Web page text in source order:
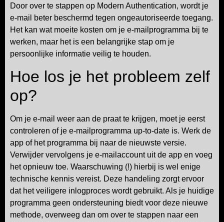
Door over te stappen op Modern Authentication, wordt je
e-mail beter beschermd tegen ongeautoriseerde toegang.
Het kan wat moeite kosten om je e-mailprogramma bij te
werken, maar het is een belangrijke stap om je
persoonlijke informatie veilig te houden.
Hoe los je het probleem zelf
op?
Om je e-mail weer aan de praat te krijgen, moet je eerst
controleren of je e-mailprogramma up-to-date is. Werk de
app of het programma bij naar de nieuwste versie.
Verwijder vervolgens je e-mailaccount uit de app en voeg
het opnieuw toe. Waarschuwing (!) hierbij is wel enige
technische kennis vereist. Deze handeling zorgt ervoor
dat het veiligere inlogproces wordt gebruikt. Als je huidige
programma geen ondersteuning biedt voor deze nieuwe
methode, overweeg dan om over te stappen naar een